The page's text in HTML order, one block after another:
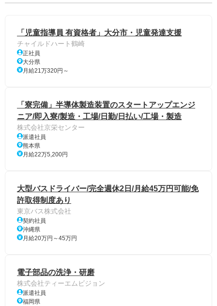
「児童指導員 有資格者」大分市・児童発達支援
チャイルドハート鶴崎
正社員
大分県
月給21万320円～
「寮完備」半導体製造装置のスタートアップエンジ
ニア/即入寮/製造・工場/日勤/日払い/工場・製造
株式会社京栄センター
派遣社員
熊本県
月給22万5,200円
大型バスドライバー/完全週休2日/月給45万円可能/免
許取得制度あり
東京バス株式会社
契約社員
沖縄県
月給20万円～45万円
電子部品の洗浄・研磨
株式会社ティーエムビジョン
派遣社員
福岡県